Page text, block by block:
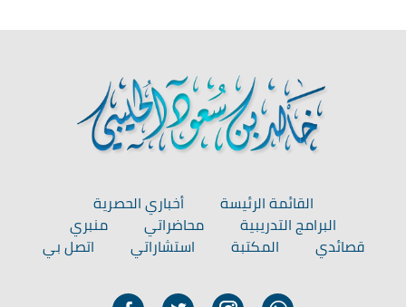
القائمة الرئيسة
أخباري الحصرية
البرامج التدريبية
محاضراتي
منبري
قصائدي
المكتبة استشاراتي اتصل بي